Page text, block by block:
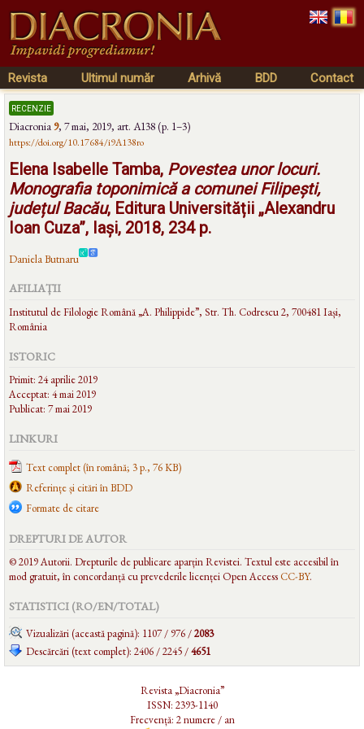
Revista Ultimul număr Arhivă BDD Contact
recenzie
Diacronia9, 7 mai, 2019, art. A138 (p. 1–3)
https://doi.org/10.17684/i9A138ro
Elena Isabelle Tamba, Povestea unor locuri.
Monografia toponimică a comunei Filipești,
județul Bacău, Editura Universității „Alexandru
Ioan Cuza”, Iași, 2018, 234 p.
Daniela Butnaru
AFILIAȚII
Institutul de Filologie Română „A. Philippide”, Str. Th. Codrescu 2, 700481 Iași,
România
ISTORIC
Primit: 24 aprilie 2019
Acceptat: 4 mai 2019
Publicat: 7 mai 2019
LINKURI
Text complet (în română; 3 p., 76 KB)
Referințe și citări în BDD
Formate de citare
DREPTURI DE AUTOR
© 2019 Autorii. Drepturile de publicare aparțin Revistei. Textul este accesibil în
mod gratuit, în concordanță cu prevederile licenței Open AccessCC-BY.
STATISTICI (RO/EN/TOTAL)
Vizualizări (această pagină): 1107 / 976 /2083
Descărcări (text complet): 2406 / 2245 /4651
Revista „Diacronia”
ISSN: 2393-1140
Frecvență: 2 numere / an